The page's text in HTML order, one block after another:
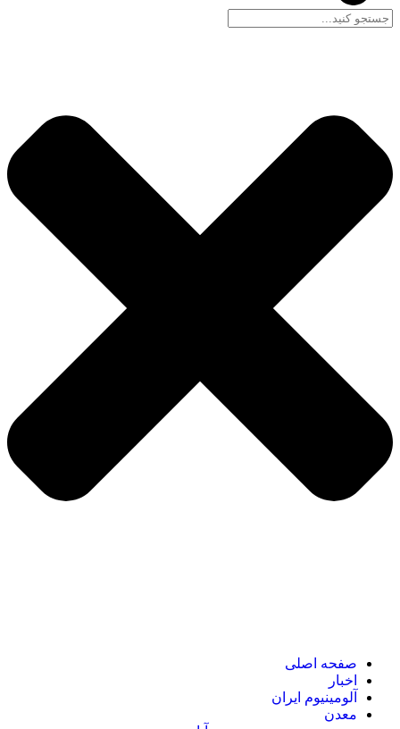
صفحه اصلی
اخبار
آلومینیوم ایران
معدن